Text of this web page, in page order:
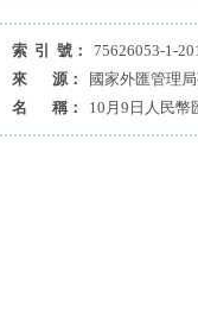
索 引 號：
75626053-1-
來 源：
國家外匯管理
名 稱：
10月9日人民幣